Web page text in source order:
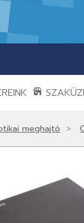
meghajtó